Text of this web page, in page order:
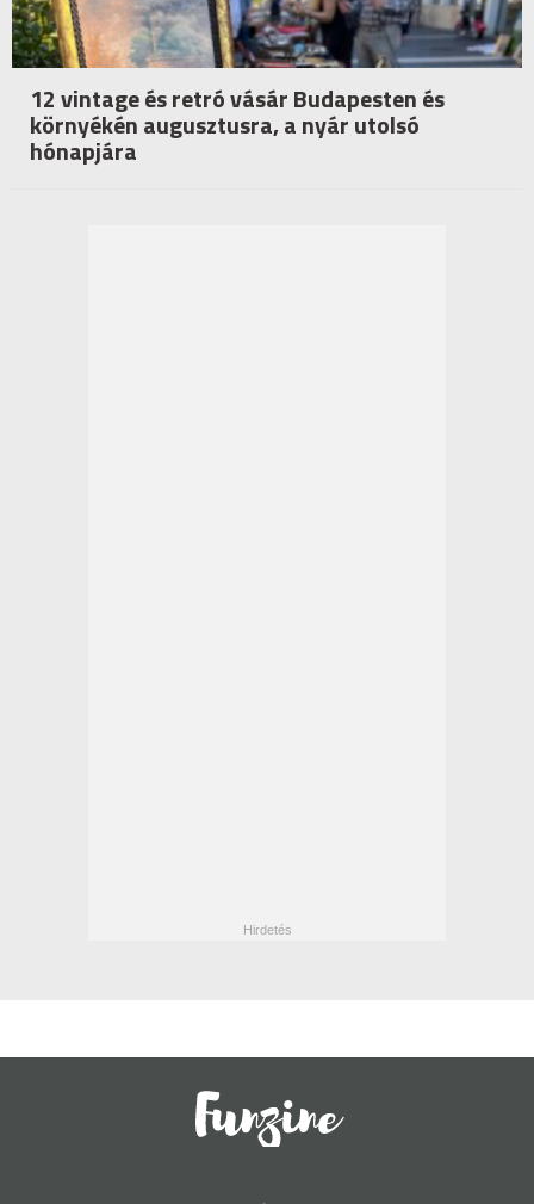
12 vintage és retró vásár Budapesten és
környékén augusztusra, a nyár utolsó
hónapjára